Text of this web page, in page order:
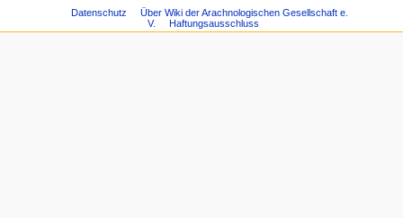
Datenschutz
Über Wiki der Arachnologischen Gesellschaft e.
V.
Haftungsausschluss